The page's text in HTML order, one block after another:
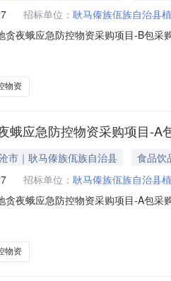
招标单位： 耿马傣族佤族自治县
贪夜蛾应急防控物资采购项目-B包
技有限公司所属地域：云南省临沧
物资
蛾应急防控物资采购项目-A
市｜耿马傣族佤族自治县
食品饮
招标单位： 耿马傣族佤族自治县
贪夜蛾应急防控物资采购项目-A包
务有限公司所属地域：云南省临沧
物资